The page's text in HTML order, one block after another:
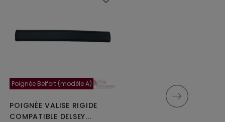
Poignée Belfort (modèle A)
POIGNÉE VALISE RIGIDE
COMPATIBLE DELSEY...
ROULETTES DOUBLES